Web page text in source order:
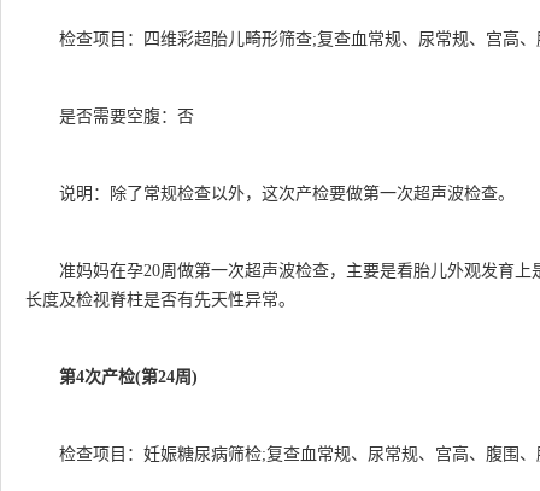
检查项目：四维彩超胎儿畸形筛查;复查血常规、尿常规、宫高
是否需要空腹：否
说明：除了常规检查以外，这次产检要做第一次超声波检查。
准妈妈在孕20周做第一次超声波检查，主要是看胎儿外观发育
长度及检视脊柱是否有先天性异常。
第4次产检(第24周)
检查项目：妊娠糖尿病筛检;复查血常规、尿常规、宫高、腹围